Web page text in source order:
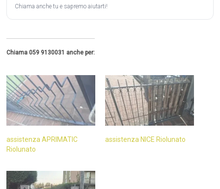
Chiama anche tu e sapremo aiutarti!
Chiama 059 9130031 anche per:
assistenza APRIMATIC
Riolunato
assistenza NICE Riolunato